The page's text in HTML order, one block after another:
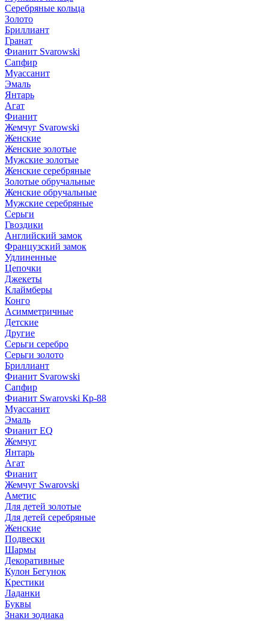
Серебряные кольца
Золото
Бриллиант
Гранат
Фианит Svarowski
Сапфир
Муассанит
Эмаль
Янтарь
Агат
Фианит
Жемчуг Svarowski
Женские
Женские золотые
Мужские золотые
Женские серебряные
Золотые обручальные
Женские обручальные
Мужские серебряные
Серьги
Гвоздики
Английский замок
Французский замок
Удлиненные
Цепочки
Джекеты
Клаймберы
Конго
Асимметричные
Детские
Другие
Серьги серебро
Серьги золото
Бриллиант
Фианит Svarowski
Сапфир
Фианит Swarovski Кр-88
Муассанит
Эмаль
Фианит EQ
Жемчуг
Янтарь
Агат
Фианит
Жемчуг Swarovski
Аметис
Для детей золотые
Для детей серебряные
Женские
Подвески
Шармы
Декоративные
Кулон Бегунок
Крестики
Ладанки
Буквы
Знаки зодиака